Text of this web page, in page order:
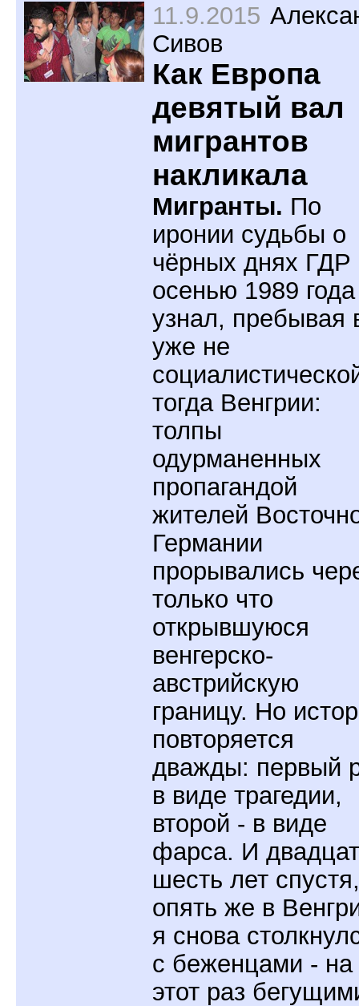
11.9.2015
Сивов
Как Европа
девятый вал
мигрантов
накликала
Мигранты. По
иронии судьбы о
чёрных днях ГДР
осенью 1989
узнал, пребывая
уже не
тогда Венгрии:
толпы
одурманенных
пропагандой
жителей
Германии
прорывались
только что
открывшуюся
венгерско-
австрийскую
границу. Но
повторяется
дважды: первый
в виде трагедии,
второй - в виде
фарса. И
шесть лет спустя,
опять же в
я снова
с беженцами - на
этот раз